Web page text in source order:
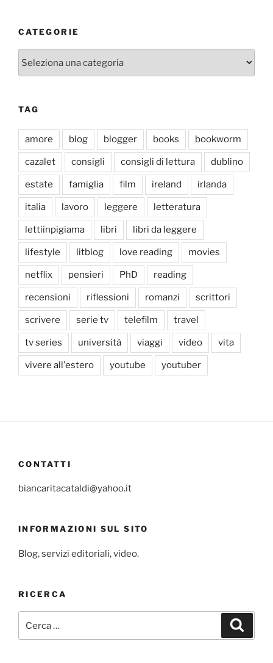
CATEGORIE
TAG
amore blog blogger books bookworm
cazalet consigli consigli di lettura dublino
estate famiglia film ireland irlanda
italia lavoro leggere letteratura
lettiinpigiama libri libri da leggere
lifestyle litblog love reading movies
netflix pensieri PhD reading
recensioni riflessioni romanzi scrittori
scrivere serie tv telefilm travel
tv series università viaggi video vita
vivere all'estero youtube youtuber
CONTATTI
biancaritacataldi@yahoo.it
INFORMAZIONI SUL SITO
Blog, servizi editoriali, video.
RICERCA